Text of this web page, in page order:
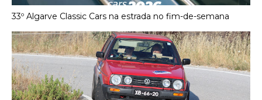
33º Algarve Classic Cars na estrada no fim-de-semana